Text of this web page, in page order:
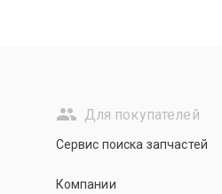
Для покупателей
Сервис поиска запчастей
Компании